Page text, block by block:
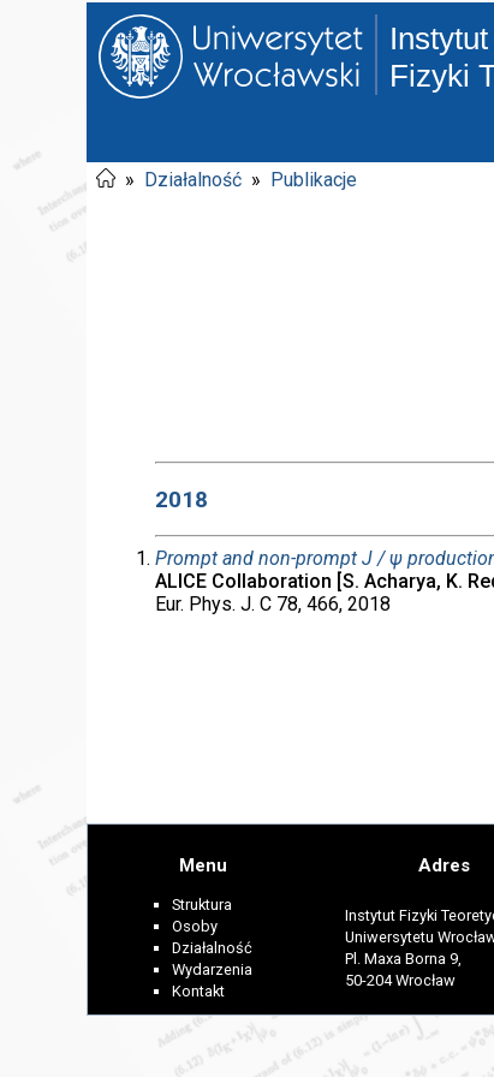
Instytut
Fizyki
» Działalność » Publikacje
2018
Prompt and non-prompt J / ψ
ALICE Collaboration [S. Acharya, K.
Eur. Phys. J. C 78, 466, 2018
Menu
Struktura
Osoby
Działalność
Wydarzenia
Kontakt
Adres
Instytut Fizyki
Uniwersytetu
Pl. Maxa Borna 9,
50-204 Wrocław